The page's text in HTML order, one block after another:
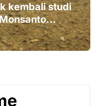
kembali studi
etika yang